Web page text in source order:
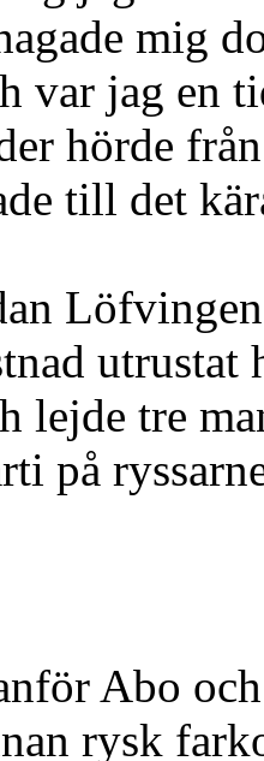
mig
var jag en
hörde
till det
utrustat
lejde tre
på
Abo
rysk